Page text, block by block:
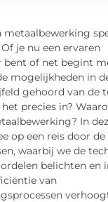
metaalbewerking
je nu een ervaren
bent of net begint
mogelijkheden in
gehoord van de
precies in?
In
op een reis door
waarbij we de
belichten en
van